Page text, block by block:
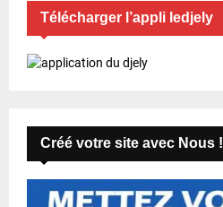
Télécharger l’appli ledjely
Créé votre site avec Nous !